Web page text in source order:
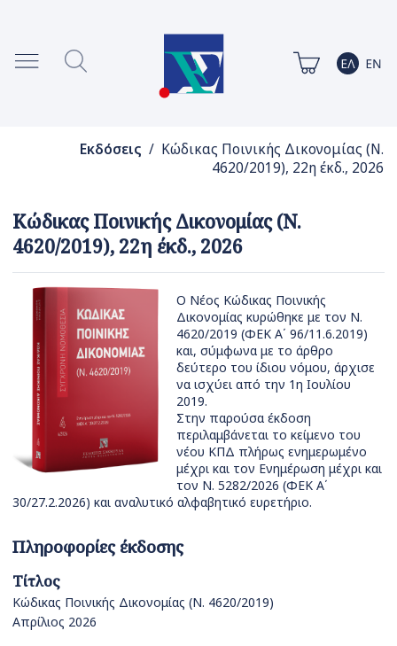
Εκδόσεις / Κώδικας Ποινικής Δικονομίας (Ν.
4620/2019), 22η έκδ., 2026
Κώδικας Ποινικής Δικονομίας (Ν.
4620/2019), 22η έκδ., 2026
Ο Νέος Κώδικας Ποινικής
Δικονομίας κυρώθηκε με τον Ν.
4620/2019 (ΦΕΚ Α΄ 96/11.6.2019)
και, σύμφωνα με το άρθρο
δεύτερο του ίδιου νόμου, άρχισε
να ισχύει από την 1η Ιουλίου
2019.
Στην παρούσα έκδοση
περιλαμβάνεται το κείμενο του
νέου ΚΠΔ πλήρως ενημερωμένο
μέχρι και τον Ενημέρωση μέχρι και
τον Ν. 5282/2026 (ΦΕΚ Α΄
30/27.2.2026) και αναλυτικό αλφαβητικό ευρετήριο.
Πληροφορίες έκδοσης
Τίτλος
Κώδικας Ποινικής Δικονομίας (Ν. 4620/2019)
Απρίλιος 2026